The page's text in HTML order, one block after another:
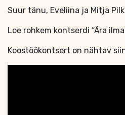
Suur tänu, Eveliina ja Mitja
Loe rohkem kontserdi “Ära
Koostöökontsert on nähtav